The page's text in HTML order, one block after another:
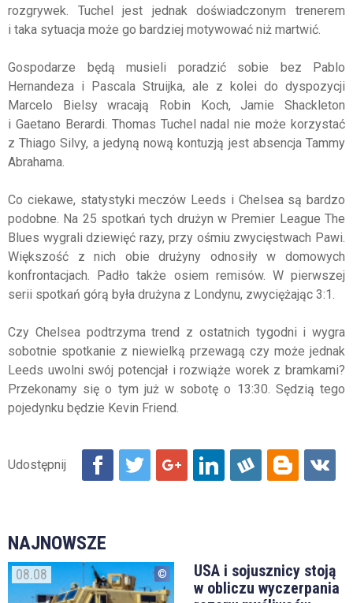
rozgrywek. Tuchel jest jednak doświadczonym trenerem
i taka sytuacja może go bardziej motywować niż martwić.
Gospodarze będą musieli poradzić sobie bez Pablo
Hernandeza i Pascala Struijka, ale z kolei do dyspozycji
Marcelo Bielsy wracają Robin Koch, Jamie Shackleton
i Gaetano Berardi. Thomas Tuchel nadal nie może korzystać
z Thiago Silvy, a jedyną nową kontuzją jest absencja Tammy
Abrahama.
Co ciekawe, statystyki meczów Leeds i Chelsea są bardzo
podobne. Na 25 spotkań tych drużyn w Premier League The
Blues wygrali dziewięć razy, przy ośmiu zwycięstwach Pawi.
Większość z nich obie drużyny odnosiły w domowych
konfrontacjach. Padło także osiem remisów. W pierwszej
serii spotkań górą była drużyna z Londynu, zwyciężając 3:1.
Czy Chelsea podtrzyma trend z ostatnich tygodni i wygra
sobotnie spotkanie z niewielką przewagą czy może jednak
Leeds uwolni swój potencjał i rozwiąże worek z bramkami?
Przekonamy się o tym już w sobotę o 13:30. Sędzią tego
pojedynku będzie Kevin Friend.
NAJNOWSZE
08.08
USA i sojusznicy stoją
w obliczu wyczerpania